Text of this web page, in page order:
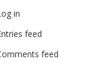
in
feed
feed